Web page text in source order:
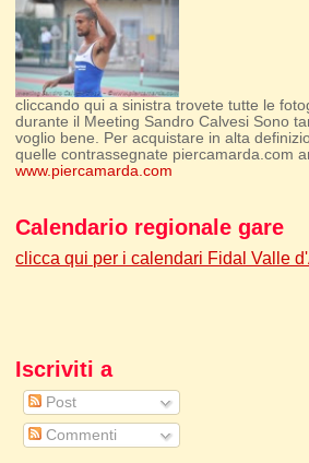
cliccando qui a sinistra trovete tutte le
durante il Meeting Sandro Calvesi Sono
voglio bene. Per acquistare in alta
quelle contrassegnate piercamarda.com
www.piercamarda.com
Calendario regionale gare
clicca qui per i calendari Fidal Valle
Iscriviti a
Post
Commenti